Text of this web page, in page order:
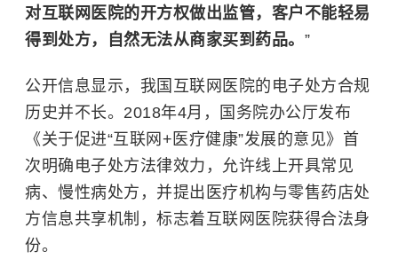
对互联网医院的开方权做出监管，客户不能轻易
得到处方，自然无法从商家买到药品。 ”
公开信息显示，我国互联网医院的电子处方合规
历史并不长。2018年4月，国务院办公厅发布
《关于促进“互联网+医疗健康”发展的意见》首
次明确电子处方法律效力，允许线上开具常见
病、慢性病处方，并提出医疗机构与零售药店处
方信息共享机制，标志着互联网医院获得合法身
份。